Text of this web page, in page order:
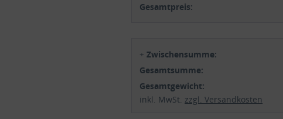
Gesamtpreis:
+Zwischensumme:
Gesamtsumme:
Gesamtgewicht:
inkl. MwSt. zzgl. Versandkosten